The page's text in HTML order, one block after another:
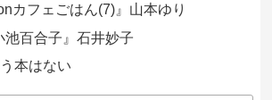
カフェごはん(7)』山本ゆり
池百合子』石井妙子
本はない